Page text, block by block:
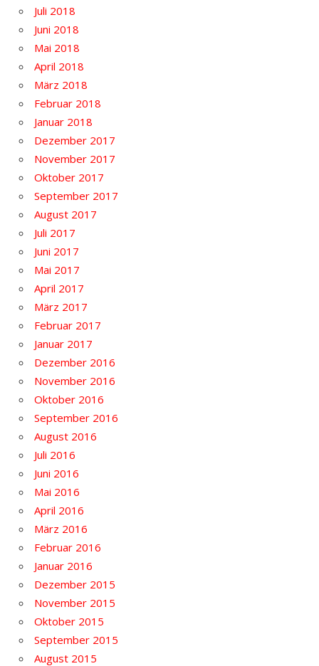
Juli 2018
Juni 2018
Mai 2018
April 2018
März 2018
Februar 2018
Januar 2018
Dezember 2017
November 2017
Oktober 2017
September 2017
August 2017
Juli 2017
Juni 2017
Mai 2017
April 2017
März 2017
Februar 2017
Januar 2017
Dezember 2016
November 2016
Oktober 2016
September 2016
August 2016
Juli 2016
Juni 2016
Mai 2016
April 2016
März 2016
Februar 2016
Januar 2016
Dezember 2015
November 2015
Oktober 2015
September 2015
August 2015